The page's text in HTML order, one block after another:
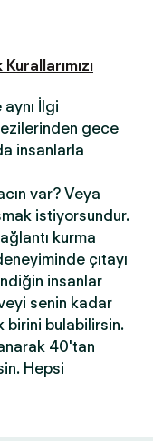
İlgi
gece
insanlarla
var? Veya
istiyorsundur.
kurma
çıtayı
insanlar
senin kadar
birini bulabilirsin.
40'tan
Hepsi